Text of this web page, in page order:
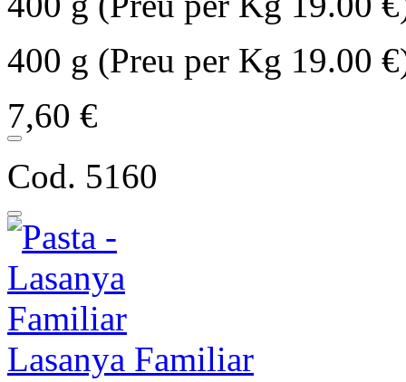
400 g (Preu per Kg 19.00
7,60 €
Cod. 5160
Lasanya Familiar